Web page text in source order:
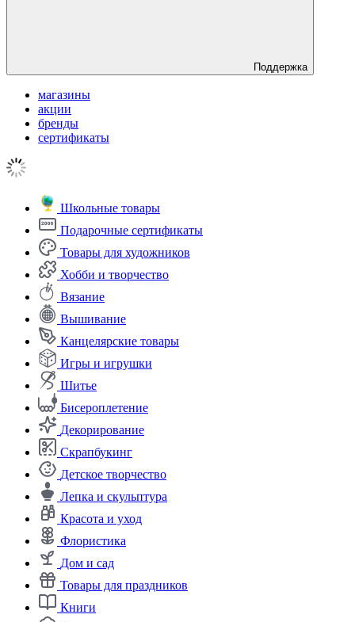
Поддержка
магазины
акции
бренды
сертификаты
Школьные товары
Подарочные сертификаты
Товары для художников
Хобби и творчество
Вязание
Вышивание
Канцелярские товары
Игры и игрушки
Шитье
Бисероплетение
Декорирование
Скрапбукинг
Детское творчество
Лепка и скульптура
Красота и уход
Флористика
Дом и сад
Товары для праздников
Книги